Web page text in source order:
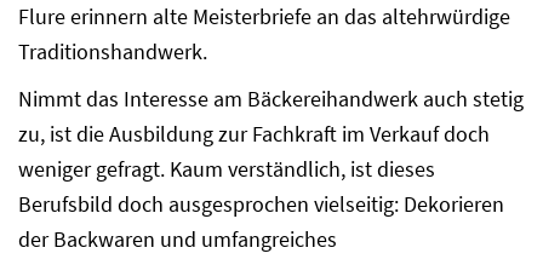
Flure erinnern alte Meisterbriefe an das altehrwürdige
Traditionshandwerk.
Nimmt das Interesse am Bäckereihandwerk auch stetig
zu, ist die Ausbildung zur Fachkraft im Verkauf doch
weniger gefragt. Kaum verständlich, ist dieses
Berufsbild doch ausgesprochen vielseitig: Dekorieren
der Backwaren und umfangreiches